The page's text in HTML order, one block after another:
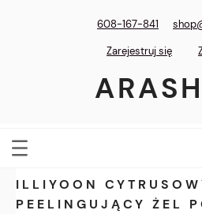
608-167-841
Zarejestruj się
ILLIYOON
PEELINGUJĄCY ŻEL